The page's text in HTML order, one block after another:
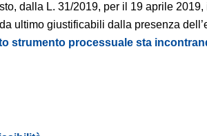
dalla L. 31/2019, per il 19 aprile
ultimo giustificabili dalla presenza
strumento processuale sta